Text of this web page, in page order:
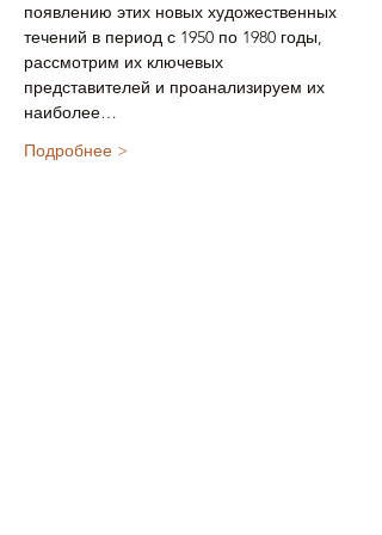
появлению этих новых художественных
течений в период с 1950 по 1980 годы,
рассмотрим их ключевых
представителей и проанализируем их
наиболее…
Подробнее >